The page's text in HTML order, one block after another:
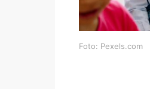
Foto: Pexels.com